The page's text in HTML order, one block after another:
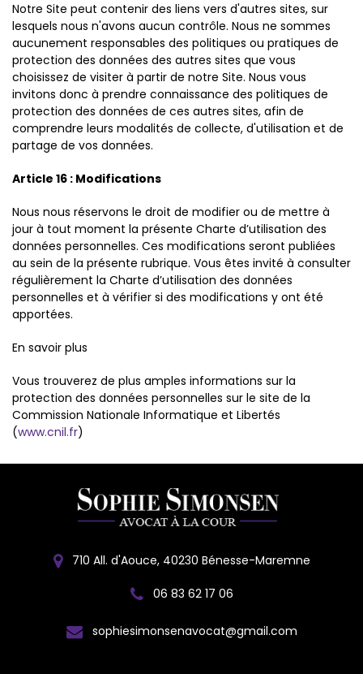
Notre Site peut contenir des liens vers d'autres sites, sur
lesquels nous n'avons aucun contrôle. Nous ne sommes
aucunement responsables des politiques ou pratiques de
protection des données des autres sites que vous
choisissez de visiter à partir de notre Site. Nous vous
invitons donc à prendre connaissance des politiques de
protection des données de ces autres sites, afin de
comprendre leurs modalités de collecte, d'utilisation et de
partage de vos données.
Article 16 : Modifications
Nous nous réservons le droit de modifier ou de mettre à
jour à tout moment la présente Charte d’utilisation des
données personnelles. Ces modifications seront publiées
au sein de la présente rubrique. Vous êtes invité à consulter
régulièrement la Charte d’utilisation des données
personnelles et à vérifier si des modifications y ont été
apportées.
En savoir plus
Vous trouverez de plus amples informations sur la
protection des données personnelles sur le site de la
Commission Nationale Informatique et Libertés
(www.cnil.fr)
710 All. d'Aouce, 40230 Bénesse-Maremne
06 83 62 17 06
sophiesimonsenavocat@gmail.com